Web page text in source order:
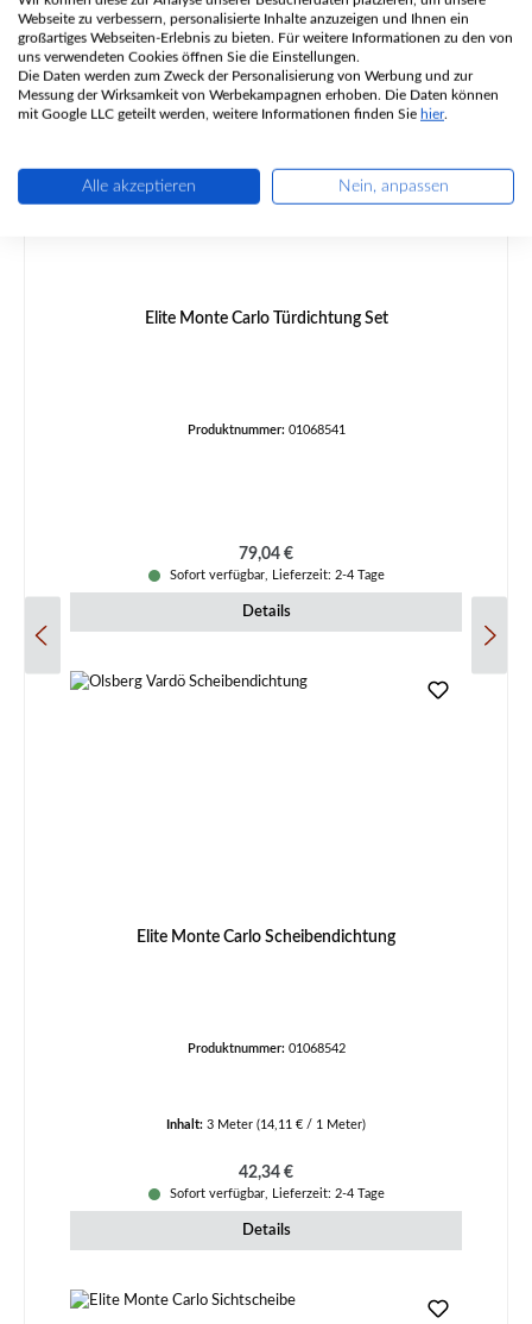
Elite Monte Carlo Türdichtung Set
Produktnummer: 01068541
Regulärer Preis:
79,04 €
Sofort verfügbar, Lieferzeit: 2-4 Tage
Details
Elite Monte Carlo Scheibendichtung
Produktnummer: 01068542
Inhalt: 3 Meter (14,11 € / 1 Meter)
Regulärer Preis:
42,34 €
Sofort verfügbar, Lieferzeit: 2-4 Tage
Details
Webseite zu verbessern, personalisierte Inhalte anzuzeigen und Ihnen ein
großartiges Webseiten-Erlebnis zu bieten. Für weitere Informationen zu den von
uns verwendeten Cookies öffnen Sie die Einstellungen.
Die Daten werden zum Zweck der Personalisierung von Werbung und zur
Messung der Wirksamkeit von Werbekampagnen erhoben. Die Daten können
mit Google LLC geteilt werden, weitere Informationen finden Sie hier.
Alle akzeptieren Nein, anpassen